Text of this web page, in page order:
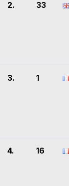
2. 33
3. 1
4. 16